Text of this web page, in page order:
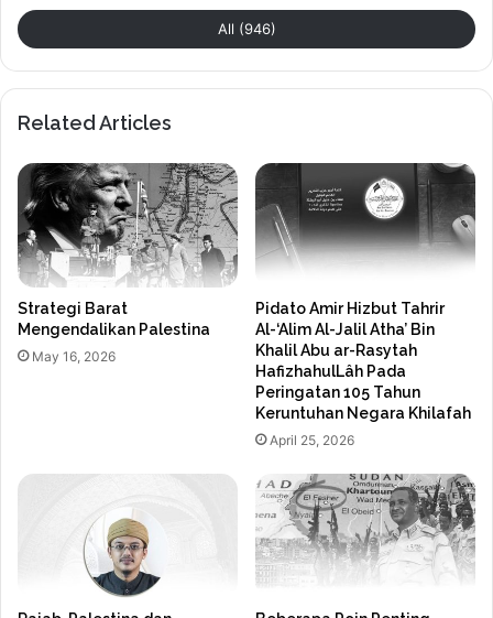
All (946)
Related Articles
Strategi Barat
Mengendalikan Palestina
May 16, 2026
Pidato Amir Hizbut Tahrir
Al-‘Alim Al-Jalil Atha’ Bin
Khalil Abu ar-Rasytah
HafizhahulLâh Pada
Peringatan 105 Tahun
Keruntuhan Negara Khilafah
April 25, 2026